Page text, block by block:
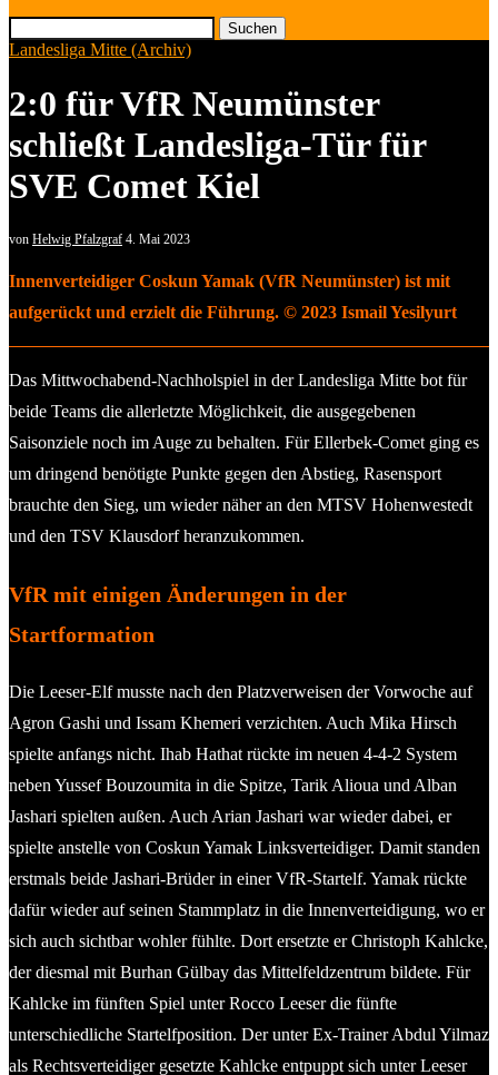
Suchen
Landesliga Mitte (Archiv)
2:0 für VfR Neumünster
schließt Landesliga-Tür für
SVE Comet Kiel
von Helwig Pfalzgraf 4. Mai 2023
Innenverteidiger Coskun Yamak (VfR Neumünster) ist mit
aufgerückt und erzielt die Führung. © 2023 Ismail Yesilyurt
Das Mittwochabend-Nachholspiel in der Landesliga Mitte bot für
beide Teams die allerletzte Möglichkeit, die ausgegebenen
Saisonziele noch im Auge zu behalten. Für Ellerbek-Comet ging es
um dringend benötigte Punkte gegen den Abstieg, Rasensport
brauchte den Sieg, um wieder näher an den MTSV Hohenwestedt
und den TSV Klausdorf heranzukommen.
VfR mit einigen Änderungen in der
Startformation
Die Leeser-Elf musste nach den Platzverweisen der Vorwoche auf
Agron Gashi und Issam Khemeri verzichten. Auch Mika Hirsch
spielte anfangs nicht. Ihab Hathat rückte im neuen 4-4-2 System
neben Yussef Bouzoumita in die Spitze, Tarik Alioua und Alban
Jashari spielten außen. Auch Arian Jashari war wieder dabei, er
spielte anstelle von Coskun Yamak Linksverteidiger. Damit standen
erstmals beide Jashari-Brüder in einer VfR-Startelf. Yamak rückte
dafür wieder auf seinen Stammplatz in die Innenverteidigung, wo er
sich auch sichtbar wohler fühlte. Dort ersetzte er Christoph Kahlcke,
der diesmal mit Burhan Gülbay das Mittelfeldzentrum bildete. Für
Kahlcke im fünften Spiel unter Rocco Leeser die fünfte
unterschiedliche Startelfposition. Der unter Ex-Trainer Abdul Yilmaz
als Rechtsverteidiger gesetzte Kahlcke entpuppt sich unter Leeser